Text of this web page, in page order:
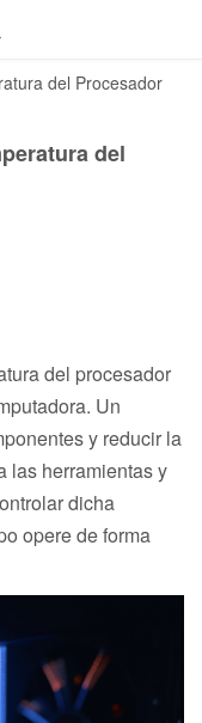
del Procesador
del
del procesador
Un
y reducir la
las herramientas y
dicha
opere de forma